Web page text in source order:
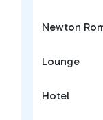
Newton
Lounge
Hotel